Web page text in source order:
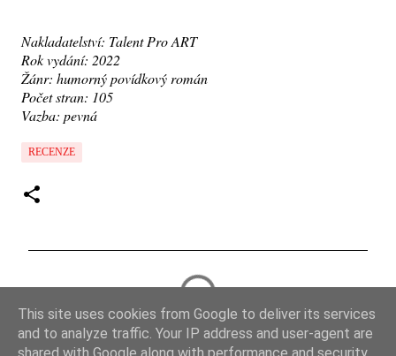
Nakladatelství: Talent Pro ART
Rok vydání: 2022
Žánr: humorný povídkový román
Počet stran: 105
Vazba: pevná
RECENZE
o
m
This site uses cookies from Google to deliver its services
and to analyze traffic. Your IP address and user-agent are